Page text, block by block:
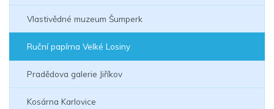
Vlastivědné muzeum Šumperk
Ruční papírna Velké Losiny
Pradědova galerie Jiříkov
Kosárna Karlovice